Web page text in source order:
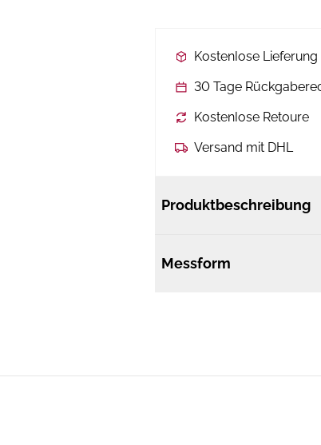
Kostenlose
30 Tage
Kostenlose Retoure
Versand mit DHL
Produktbeschreibung
Messform